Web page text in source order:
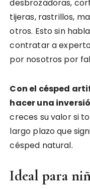
desbrozadoras,
tijeras, rastrillos,
otros. Esto sin
contratar a
por nosotros por
Con el césped
hacer una
creces su valor si
largo plazo que
césped natural.
Ideal para